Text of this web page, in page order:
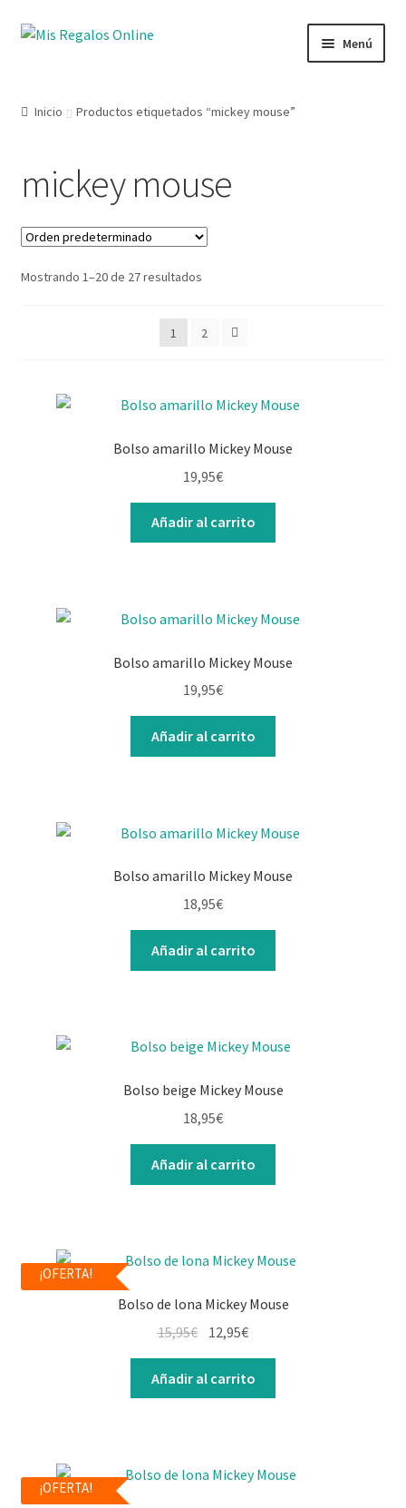
Menú
Secciones
Ofertas
Novedades
Inicio Productos etiquetados “mickey mouse”
mickey mouse
Mostrando 1–20 de 27 resultados
1 2
Bolso amarillo Mickey Mouse
19,95€
Añadir al carrito
Bolso amarillo Mickey Mouse
19,95€
Añadir al carrito
Bolso amarillo Mickey Mouse
18,95€
Añadir al carrito
Bolso beige Mickey Mouse
18,95€
Añadir al carrito
¡OFERTA!
Bolso de lona Mickey Mouse
15,95€ 12,95€
Añadir al carrito
¡OFERTA!